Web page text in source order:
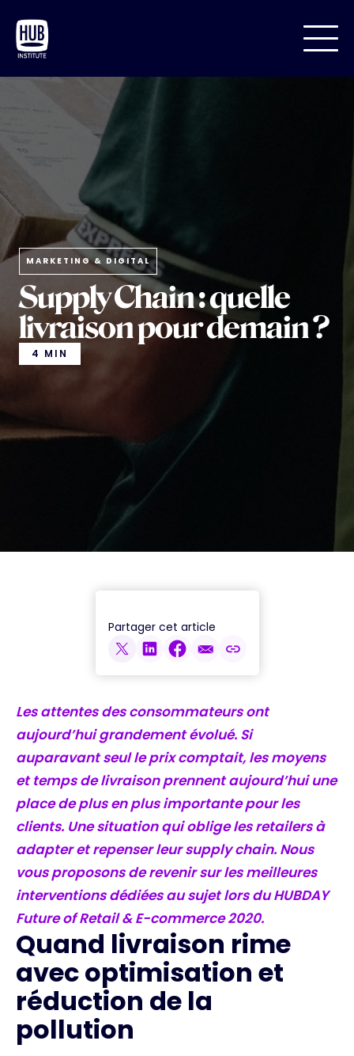
MARKETING & DIGITAL
Supply Chain : quelle
livraison pour demain ?
4 MIN
Partager cet article
Les attentes des consommateurs ont
aujourd’hui grandement évolué. Si
auparavant seul le prix comptait, les moyens
et temps de livraison prennent aujourd’hui une
place de plus en plus importante pour les
clients. Une situation qui oblige les retailers à
adapter et repenser leur supply chain. Nous
vous proposons de revenir sur les meilleures
interventions dédiées au sujet lors du HUBDAY
Future of Retail & E-commerce 2020.
Quand livraison rime
avec optimisation et
réduction de la
pollution